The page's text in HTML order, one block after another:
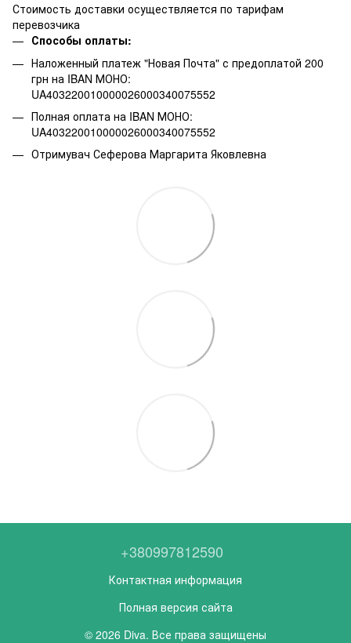
Стоимость доставки осуществляется по тарифам
перевозчика
Способы оплаты:
Наложенный платеж "Новая Почта" с предоплатой 200
грн на IBAN МОНО:
UA403220010000026000340075552
Полная оплата на IBAN МОНО:
UA403220010000026000340075552
Отримувач Сеферова Маргарита Яковлевна
+380997812590
Контактная информация
Полная версия сайта
© 2026 Diva. Все права защищены